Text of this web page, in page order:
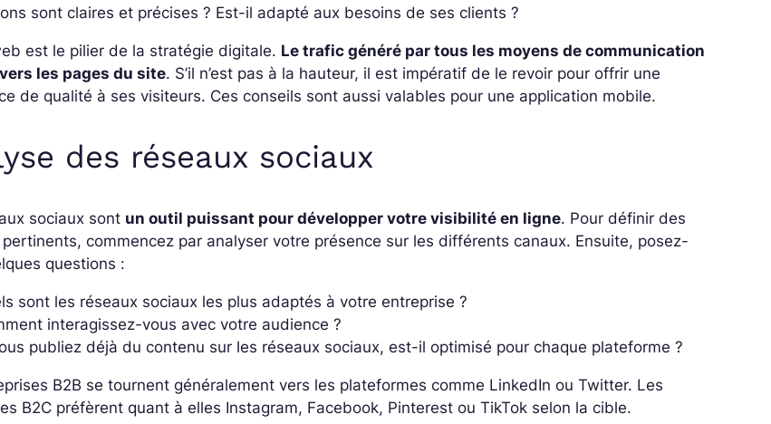
sont claires et précises ? Est-il adapté aux besoins de ses clients ?
est le pilier de la stratégie digitale. Le trafic généré par tous les moyens de communication
les pages du site. S’il n’est pas à la hauteur, il est impératif de le revoir pour offrir une
de qualité à ses visiteurs. Ces conseils sont aussi valables pour une application mobile.
des réseaux sociaux
sociaux sont un outil puissant pour développer votre visibilité en ligne. Pour définir des
commencez par analyser votre présence sur les différents canaux. Ensuite, posez-
questions :
sont les réseaux sociaux les plus adaptés à votre entreprise ?
interagissez-vous avec votre audience ?
publiez déjà du contenu sur les réseaux sociaux, est-il optimisé pour chaque plateforme ?
B2B se tournent généralement vers les plateformes comme LinkedIn ou Twitter. Les
B2C préfèrent quant à elles Instagram, Facebook, Pinterest ou TikTok selon la cible.